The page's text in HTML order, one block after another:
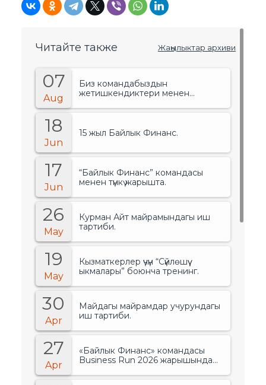
Читайте также Жаңылыктар архиви
07
Aug
Биз командабыздын
жетишкендиктери менен
18
Jun
15 жыл Байлык Финанс.
17
Jun
“Байлык Финанс” командасы
менен түнкү жарышта.
26
May
Курман Айт майрамындагы иш
тартиби.
19
May
Кызматкерлер үчүн “Сүйлөшүү
ыкмалары” боюнча тренинг.
30
Apr
Майдагы майрамдар учурундагы
иш тартиби.
27
Apr
«Байлык Финанс» командасы
Business Run 2026 жарышында
уюмдардын арасында биринчи